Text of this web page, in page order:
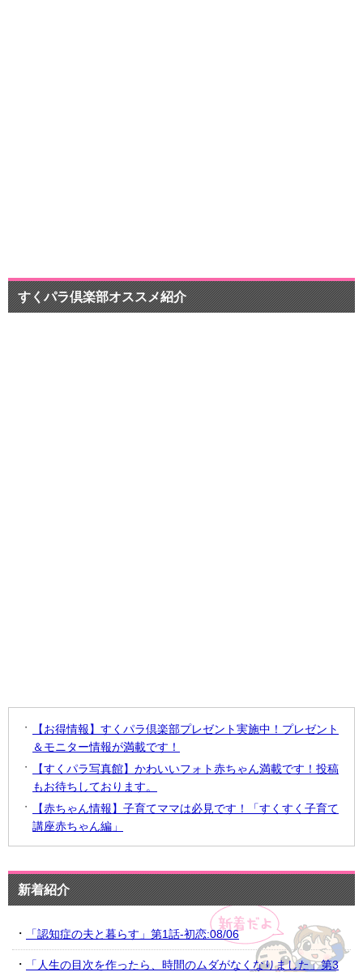
すくパラ倶楽部オススメ紹介
【お得情報】すくパラ倶楽部プレゼント実施中！プレゼント
＆モニター情報が満載です！
【すくパラ写真館】かわいいフォト赤ちゃん満載です！投稿
もお待ちしております。
【赤ちゃん情報】子育てママは必見です！「すくすく子育て
講座赤ちゃん編」
新着紹介
「認知症の夫と暮らす」第1話-初恋:08/06
「人生の目次を作ったら、時間のムダがなくなりました」第3